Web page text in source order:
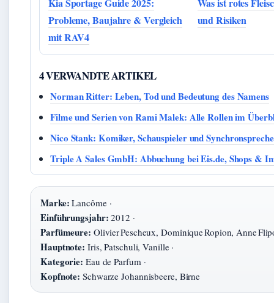
Probleme, Baujahre & Vergleich
mit RAV4
und Risiken
4 VERWANDTE ARTIKEL
Norman Ritter: Leben, Tod und Bedeutung des Namens
Filme und Serien von Rami Malek: Alle Rollen im
Nico Stank: Komiker, Schauspieler und
Triple A Sales GmbH: Abbuchung bei Eis.de, Shops &
Marke: Lancôme ·
Einführungsjahr: 2012 ·
Parfümeure: Olivier Pescheux, Dominique Ropion, Anne
Hauptnote: Iris, Patschuli, Vanille ·
Kategorie: Eau de Parfum ·
Kopfnote: Schwarze Johannisbeere, Birne